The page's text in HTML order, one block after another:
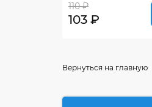
110 ₽
103 ₽
Вернуться на главную